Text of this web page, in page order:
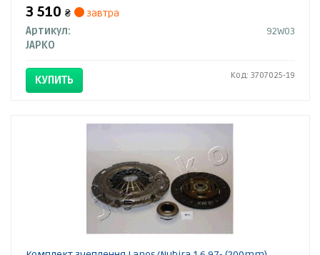
3 510 ₴
завтра
Артикул:
92W03
JAPKO
КУПИТЬ Код: 3707025-19